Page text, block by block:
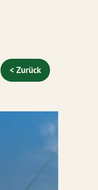
< Zurück